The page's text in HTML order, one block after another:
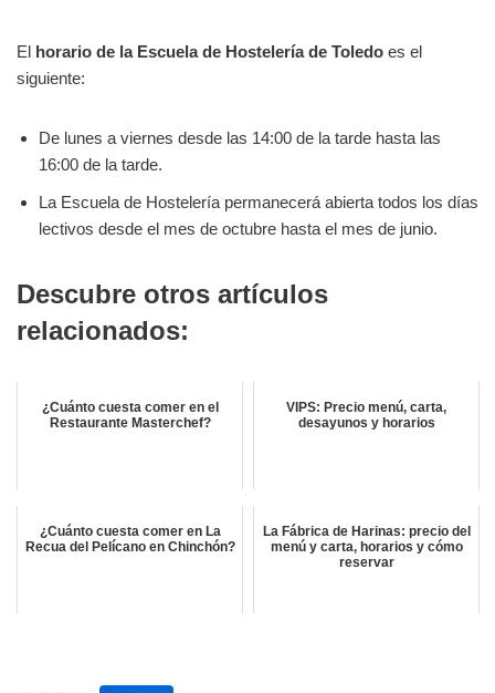
El horario de la Escuela de Hostelería de Toledo es el
siguiente:
De lunes a viernes desde las 14:00 de la tarde hasta las
16:00 de la tarde.
La Escuela de Hostelería permanecerá abierta todos los días
lectivos desde el mes de octubre hasta el mes de junio.
Descubre otros artículos
relacionados:
¿Cuánto cuesta comer en el
Restaurante Masterchef?
VIPS: Precio menú, carta,
desayunos y horarios
¿Cuánto cuesta comer en La
Recua del Pelícano en Chinchón?
La Fábrica de Harinas: precio del
menú y carta, horarios y cómo
reservar